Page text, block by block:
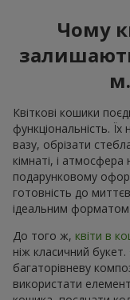
Чому
Квіткові кошики
функціональність.
вазу, обрізати
кімнаті, і
подарунковому
готовність до
ідеальним
До того ж, квіти в
ніж класичний
багаторівневу
використати